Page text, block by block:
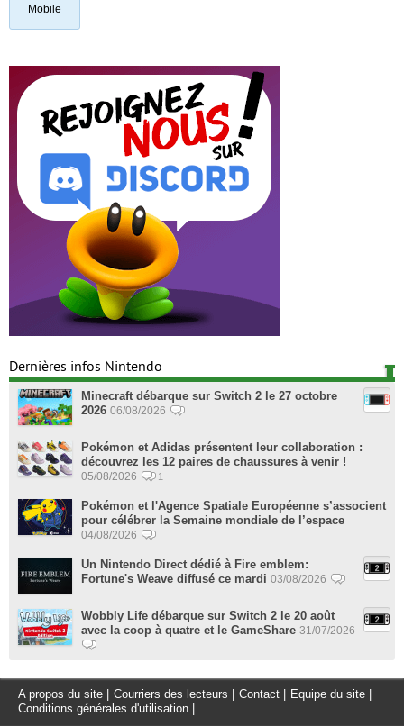
Mobile
Dernières infos Nintendo
Minecraft débarque sur Switch 2 le 27 octobre
2026 06/08/2026
Pokémon et Adidas présentent leur collaboration :
découvrez les 12 paires de chaussures à venir !
05/08/2026 1
Pokémon et l'Agence Spatiale Européenne s’associent
pour célébrer la Semaine mondiale de l’espace
04/08/2026
Un Nintendo Direct dédié à Fire emblem:
Fortune's Weave diffusé ce mardi 03/08/2026
Wobbly Life débarque sur Switch 2 le 20 août
avec la coop à quatre et le GameShare 31/07/2026
A propos du site Courriers des lecteurs Contact Equipe du site
Conditions générales d'utilisation